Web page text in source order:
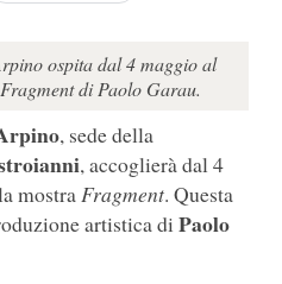
ospita dal 4 maggio al
di Paolo Garau.
, sede della
, accoglierà dal 4
mostraFragment. Questa
artistica di Paolo